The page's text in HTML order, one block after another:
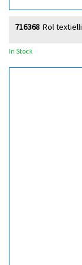
Rol
716368
In Stock